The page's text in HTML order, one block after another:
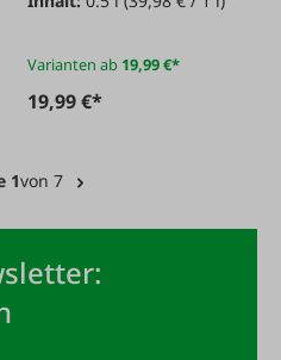
Varianten ab 19,99 €*
19,99 €*
1von 7